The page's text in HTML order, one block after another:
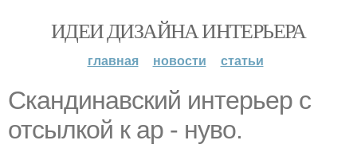
ИДЕИ ДИЗАЙНА ИНТЕРЬЕРА
главная новости статьи
Скандинавский интерьер с
отсылкой к ар - нуво.